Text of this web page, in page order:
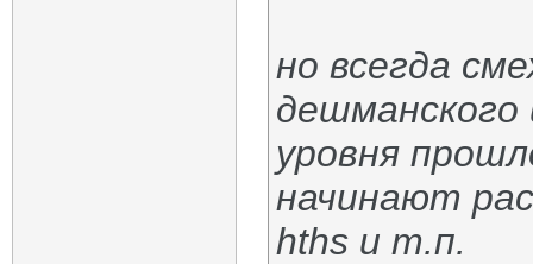
но всегда
уровня
начинают
hths и т.п.